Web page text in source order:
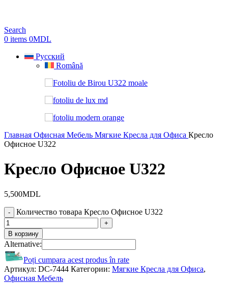
Search
0 items 0MDL
Русский
Română
Главная Офисная Мебель Мягкие Кресла для Офиса Кресло
Офисное U322
Кресло Офисное U322
5,500MDL
Количество товара Кресло Офисное U322
В корзину
Alternative:
Poți cumpara acest produs în rate
Артикул: DC-7444 Категории: Мягкие Кресла для Офиса,
Офисная Мебель